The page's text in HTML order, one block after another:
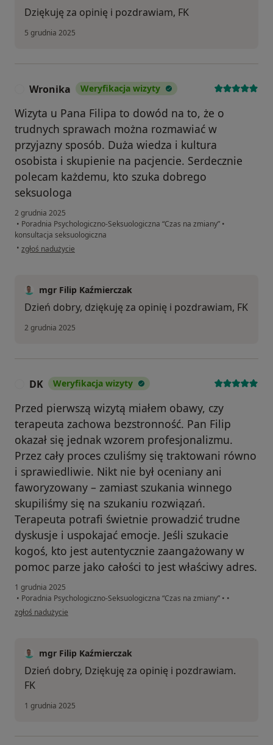
Dziękuję za opinię i pozdrawiam, FK
5 grudnia 2025
Wronika Weryfikacja wizyty
Wizyta u Pana Filipa to dowód na to, że o
trudnych sprawach można rozmawiać w
przyjazny sposób. Duża wiedza i kultura
osobista i skupienie na pacjencie. Serdecznie
polecam każdemu, kto szuka dobrego
seksuologa
2 grudnia 2025
• Poradnia Psychologiczno-Seksuologiczna “Czas na zmiany” •
konsultacja seksuologiczna
• w opinii użytkownika Wronika
zgłoś nadużycie
mgr Filip Kaźmierczak
Dzień dobry, dziękuję za opinię i pozdrawiam, FK
2 grudnia 2025
DK Weryfikacja wizyty
Przed pierwszą wizytą miałem obawy, czy
terapeuta zachowa bezstronność. Pan Filip
okazał się jednak wzorem profesjonalizmu.
Przez cały proces czuliśmy się traktowani równo
i sprawiedliwie. Nikt nie był oceniany ani
faworyzowany – zamiast szukania winnego
skupiliśmy się na szukaniu rozwiązań.
Terapeuta potrafi świetnie prowadzić trudne
dyskusje i uspokajać emocje. Jeśli szukacie
kogoś, kto jest autentycznie zaangażowany w
pomoc parze jako całości to jest właściwy adres.
1 grudnia 2025
• Poradnia Psychologiczno-Seksuologiczna “Czas na zmiany” • •
w opinii użytkownika DK
zgłoś nadużycie
mgr Filip Kaźmierczak
Dzień dobry, Dziękuję za opinię i pozdrawiam.
FK
1 grudnia 2025